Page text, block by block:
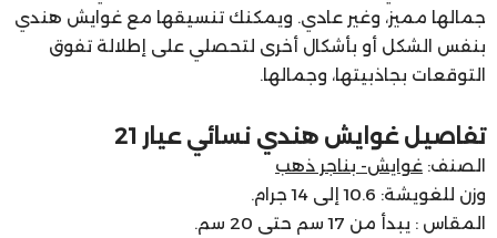
جمالها مميز، وغير عادي. ويمكنك تنسيقها مع غوايش هندي
بنفس الشكل أو بأشكال أخرى لتحصلي على إطلالة تفوق
التوقعات بجاذبيتها، وجمالها.
تفاصيل غوايش هندي نسائي عيار 21
الصنف: غوايش- بناجر ذهب
وزن للغويشة: 10.6 إلى 14 جرام.
المقاس : يبدأ من 17 سم حتى 20 سم.